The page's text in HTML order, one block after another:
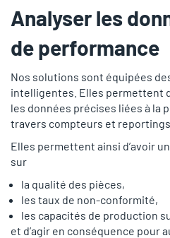
Analyser les
de performance
Nos solutions sont équipées
intelligentes. Elles permettent
les données précises liées à la
travers compteurs et reportings.
Elles permettent ainsi d’avoir
sur
la qualité des pièces,
les taux de non-conformité,
les capacités de production
et d’agir en conséquence pour